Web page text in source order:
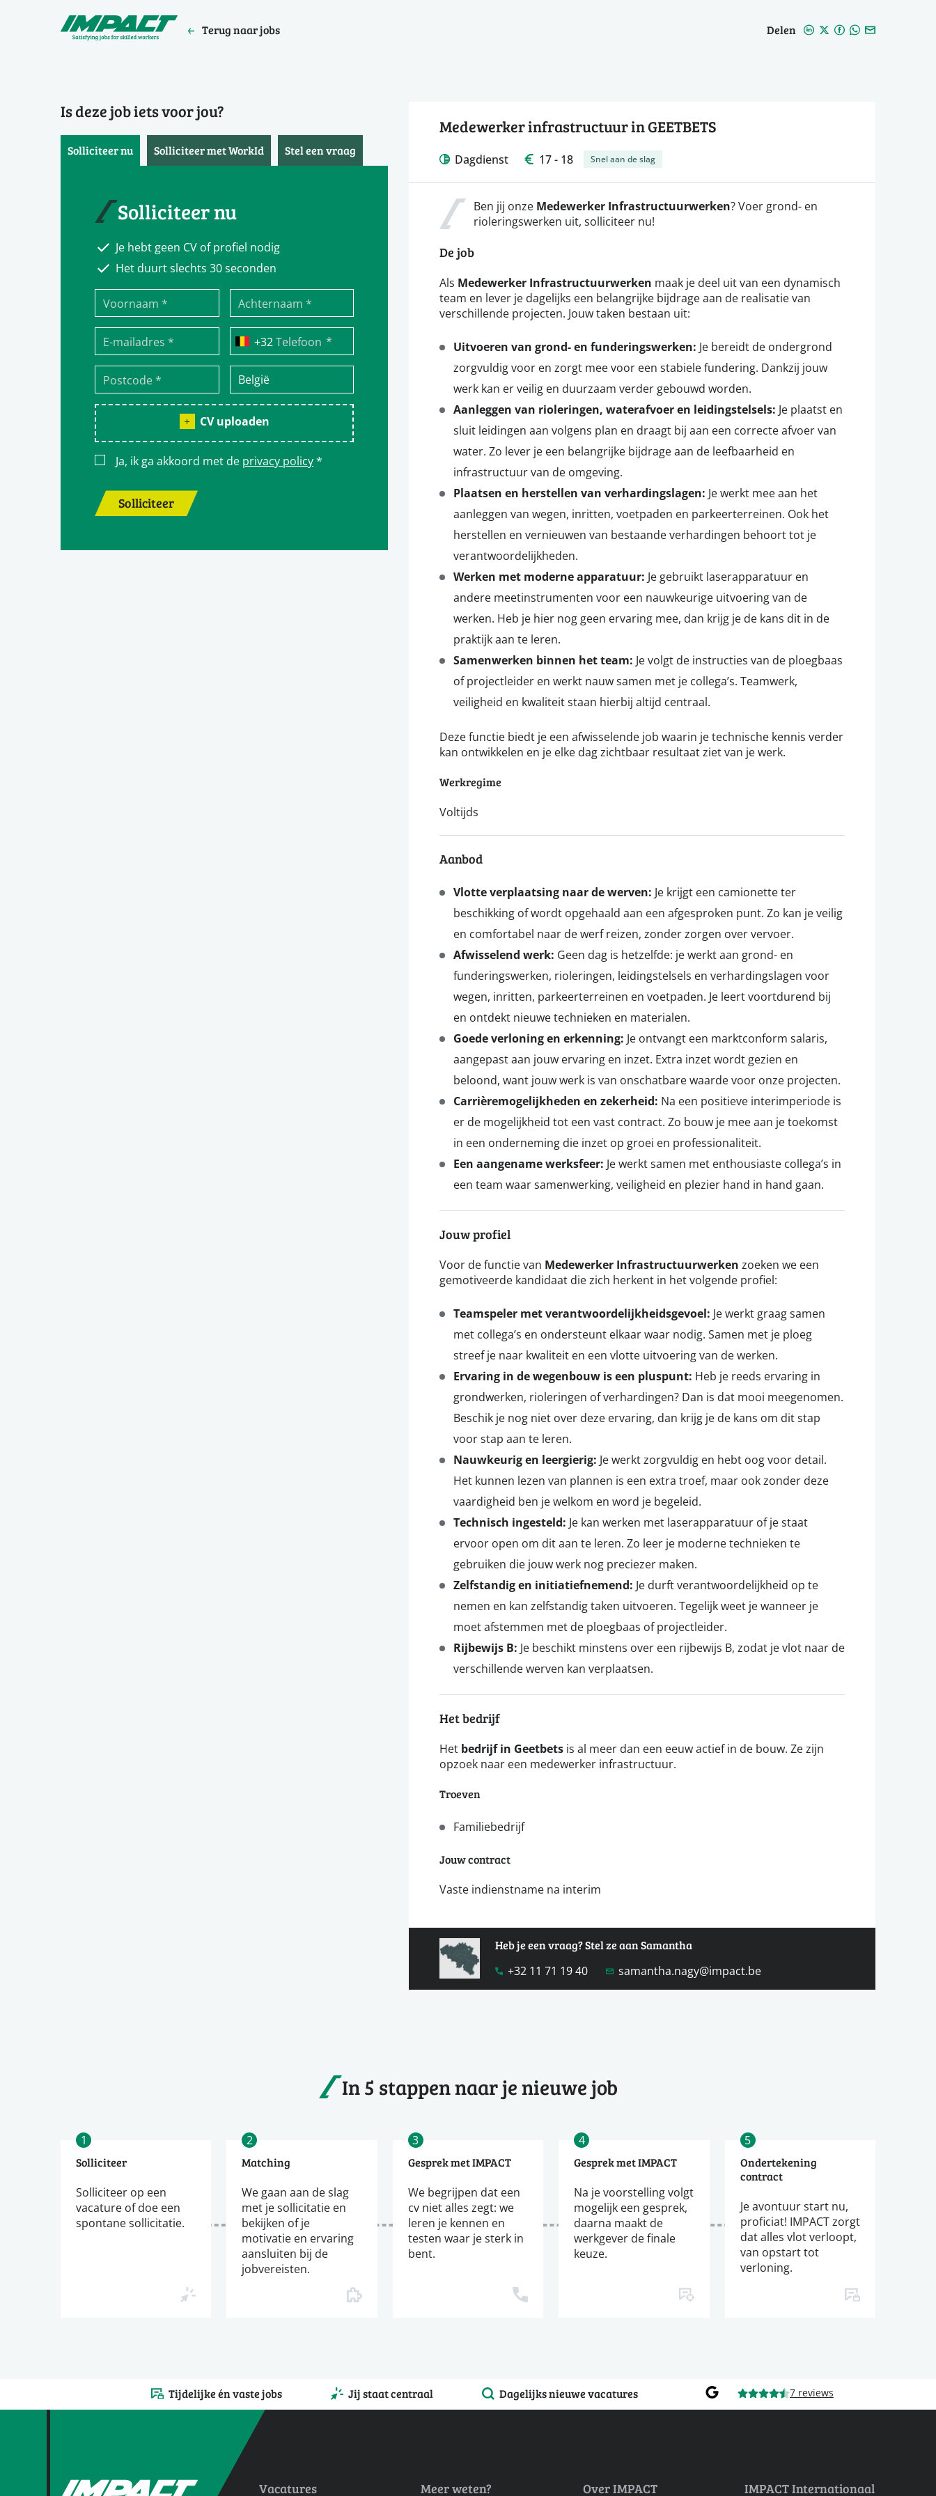
Terug naar jobs Delen
Is deze job iets voor jou?
Solliciteer nu Solliciteer met WorkId Stel een vraag
Solliciteer nu
Je hebt geen CV of profiel nodig
Het duurt slechts 30 seconden
Telefoon *
CV uploaden
Ja, ik ga akkoord met de privacy policy*
Solliciteer
Medewerker infrastructuur in GEETBETS
Dagdienst 17 - 18 Snel aan de slag
Ben jij onze Medewerker Infrastructuurwerken? Voer grond- en
rioleringswerken uit, solliciteer nu!
De job
Als Medewerker Infrastructuurwerken maak je deel uit van een dynamisch
team en lever je dagelijks een belangrijke bijdrage aan de realisatie van
verschillende projecten. Jouw taken bestaan uit:
Uitvoeren van grond- en funderingswerken: Je bereidt de ondergrond
zorgvuldig voor en zorgt mee voor een stabiele fundering. Dankzij jouw
werk kan er veilig en duurzaam verder gebouwd worden.
Aanleggen van rioleringen, waterafvoer en leidingstelsels: Je plaatst en
sluit leidingen aan volgens plan en draagt bij aan een correcte afvoer van
water. Zo lever je een belangrijke bijdrage aan de leefbaarheid en
infrastructuur van de omgeving.
Plaatsen en herstellen van verhardingslagen: Je werkt mee aan het
aanleggen van wegen, inritten, voetpaden en parkeerterreinen. Ook het
herstellen en vernieuwen van bestaande verhardingen behoort tot je
verantwoordelijkheden.
Werken met moderne apparatuur: Je gebruikt laserapparatuur en
andere meetinstrumenten voor een nauwkeurige uitvoering van de
werken. Heb je hier nog geen ervaring mee, dan krijg je de kans dit in de
praktijk aan te leren.
Samenwerken binnen het team: Je volgt de instructies van de ploegbaas
of projectleider en werkt nauw samen met je collega’s. Teamwerk,
veiligheid en kwaliteit staan hierbij altijd centraal.
Deze functie biedt je een afwisselende job waarin je technische kennis verder
kan ontwikkelen en je elke dag zichtbaar resultaat ziet van je werk.
Werkregime
Voltijds
Aanbod
Vlotte verplaatsing naar de werven: Je krijgt een camionette ter
beschikking of wordt opgehaald aan een afgesproken punt. Zo kan je veilig
en comfortabel naar de werf reizen, zonder zorgen over vervoer.
Afwisselend werk: Geen dag is hetzelfde: je werkt aan grond- en
funderingswerken, rioleringen, leidingstelsels en verhardingslagen voor
wegen, inritten, parkeerterreinen en voetpaden. Je leert voortdurend bij
en ontdekt nieuwe technieken en materialen.
Goede verloning en erkenning: Je ontvangt een marktconform salaris,
aangepast aan jouw ervaring en inzet. Extra inzet wordt gezien en
beloond, want jouw werk is van onschatbare waarde voor onze projecten.
Carrièremogelijkheden en zekerheid: Na een positieve interimperiode is
er de mogelijkheid tot een vast contract. Zo bouw je mee aan je toekomst
in een onderneming die inzet op groei en professionaliteit.
Een aangename werksfeer: Je werkt samen met enthousiaste collega’s in
een team waar samenwerking, veiligheid en plezier hand in hand gaan.
Jouw profiel
Voor de functie van Medewerker Infrastructuurwerken zoeken we een
gemotiveerde kandidaat die zich herkent in het volgende profiel:
Teamspeler met verantwoordelijkheidsgevoel: Je werkt graag samen
met collega’s en ondersteunt elkaar waar nodig. Samen met je ploeg
streef je naar kwaliteit en een vlotte uitvoering van de werken.
Ervaring in de wegenbouw is een pluspunt: Heb je reeds ervaring in
grondwerken, rioleringen of verhardingen? Dan is dat mooi meegenomen.
Beschik je nog niet over deze ervaring, dan krijg je de kans om dit stap
voor stap aan te leren.
Nauwkeurig en leergierig: Je werkt zorgvuldig en hebt oog voor detail.
Het kunnen lezen van plannen is een extra troef, maar ook zonder deze
vaardigheid ben je welkom en word je begeleid.
Technisch ingesteld: Je kan werken met laserapparatuur of je staat
ervoor open om dit aan te leren. Zo leer je moderne technieken te
gebruiken die jouw werk nog preciezer maken.
Zelfstandig en initiatiefnemend: Je durft verantwoordelijkheid op te
nemen en kan zelfstandig taken uitvoeren. Tegelijk weet je wanneer je
moet afstemmen met de ploegbaas of projectleider.
Rijbewijs B: Je beschikt minstens over een rijbewijs B, zodat je vlot naar de
verschillende werven kan verplaatsen.
Het bedrijf
Het bedrijf in Geetbets is al meer dan een eeuw actief in de bouw. Ze zijn
opzoek naar een medewerker infrastructuur.
Troeven
Familiebedrijf
Jouw contract
Vaste indienstname na interim
Heb je een vraag? Stel ze aan Samantha
+32 11 71 19 40
samantha.nagy@impact.be
In 5 stappen naar je nieuwe job
1
Solliciteer
Solliciteer op een
vacature of doe een
spontane sollicitatie.
2
Matching
We gaan aan de slag
met je sollicitatie en
bekijken of je
motivatie en ervaring
aansluiten bij de
jobvereisten.
3
Gesprek met IMPACT
We begrijpen dat een
cv niet alles zegt: we
leren je kennen en
testen waar je sterk in
bent.
4
Gesprek met IMPACT
Na je voorstelling volgt
mogelijk een gesprek,
daarna maakt de
werkgever de finale
keuze.
5
Ondertekening
contract
Je avontuur start nu,
proficiat! IMPACT zorgt
dat alles vlot verloopt,
van opstart tot
verloning.
Tijdelijke én vaste jobs Jij staat centraal Dagelijks nieuwe vacatures 7 reviews
Vacatures Meer weten? Over IMPACT IMPACT Internationaal